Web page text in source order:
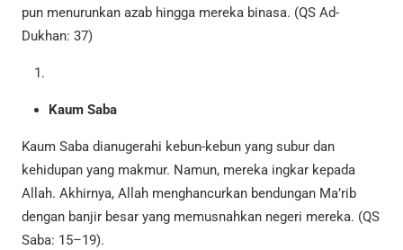
pun menurunkan azab hingga mereka binasa. (QS Ad-
Dukhan: 37)
Kaum Saba
Kaum Saba dianugerahi kebun-kebun yang subur dan
kehidupan yang makmur. Namun, mereka ingkar kepada
Allah. Akhirnya, Allah menghancurkan bendungan Ma’rib
dengan banjir besar yang memusnahkan negeri mereka. (QS
Saba: 15–19).